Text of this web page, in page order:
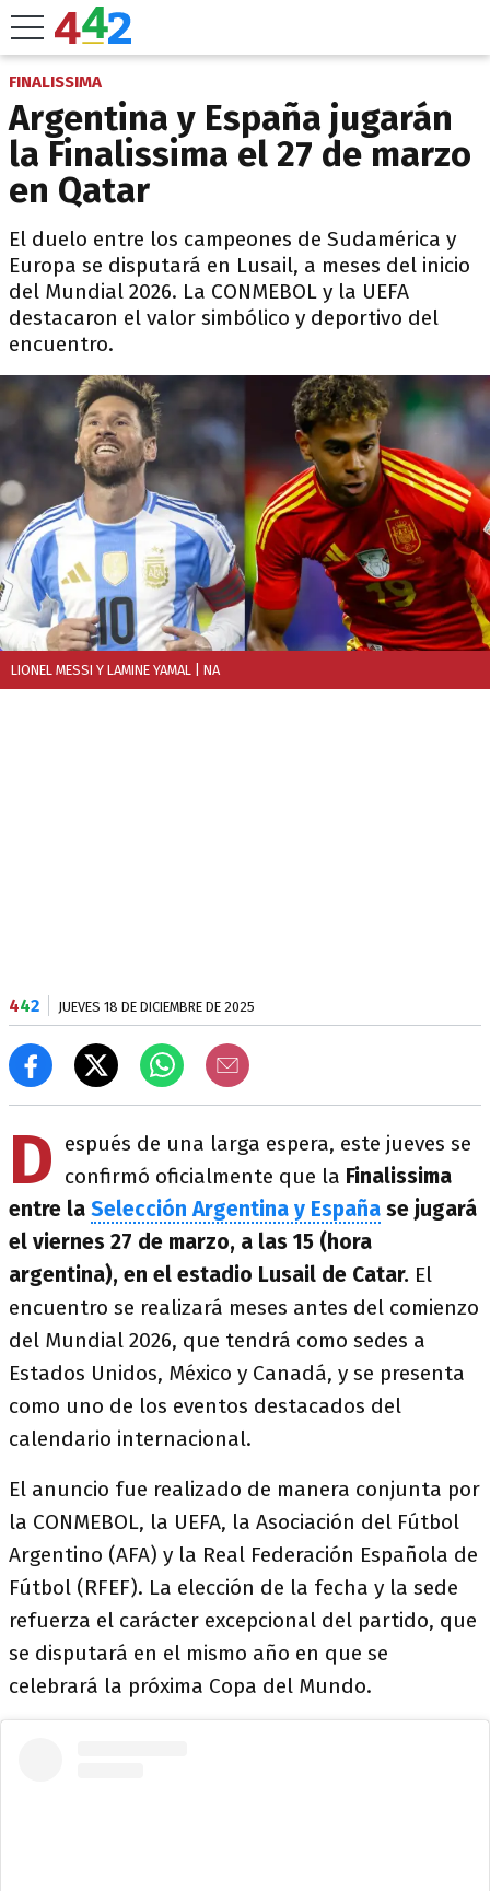
FINALISSIMA
Argentina y España jugarán
la Finalissima el 27 de marzo
en Qatar
El duelo entre los campeones de Sudamérica y
Europa se disputará en Lusail, a meses del inicio
del Mundial 2026. La CONMEBOL y la UEFA
destacaron el valor simbólico y deportivo del
encuentro.
LIONEL MESSI Y LAMINE YAMAL | NA
442 JUEVES 18 DE DICIEMBRE DE 2025
D espués de una larga espera, este jueves se
confirmó oficialmente que la Finalissima
entre la Selección Argentina y España se jugará
el viernes 27 de marzo, a las 15 (hora
argentina), en el estadio Lusail de Catar. El
encuentro se realizará meses antes del comienzo
del Mundial 2026, que tendrá como sedes a
Estados Unidos, México y Canadá, y se presenta
como uno de los eventos destacados del
calendario internacional.
El anuncio fue realizado de manera conjunta por
la CONMEBOL, la UEFA, la Asociación del Fútbol
Argentino (AFA) y la Real Federación Española de
Fútbol (RFEF). La elección de la fecha y la sede
refuerza el carácter excepcional del partido, que
se disputará en el mismo año en que se
celebrará la próxima Copa del Mundo.